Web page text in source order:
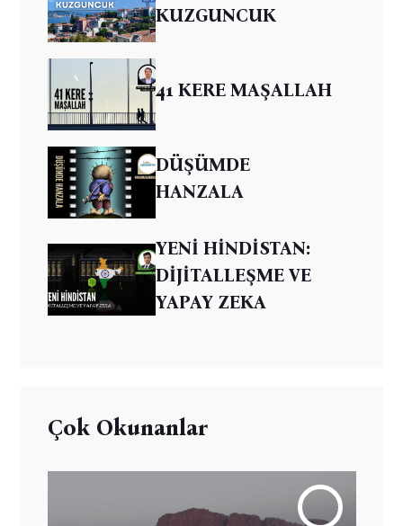
KUZGUNCUK
41 KERE MAŞALLAH
DÜŞÜMDE
HANZALA
YENİ HİNDİSTAN:
DİJİTALLEŞME VE
YAPAY ZEKA
Çok Okunanlar